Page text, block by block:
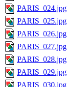
PARIS_024.jpg
PARIS_025.jpg
PARIS_026.jpg
PARIS_027.jpg
PARIS_028.jpg
PARIS_029.jpg
PARIS_030.jpg